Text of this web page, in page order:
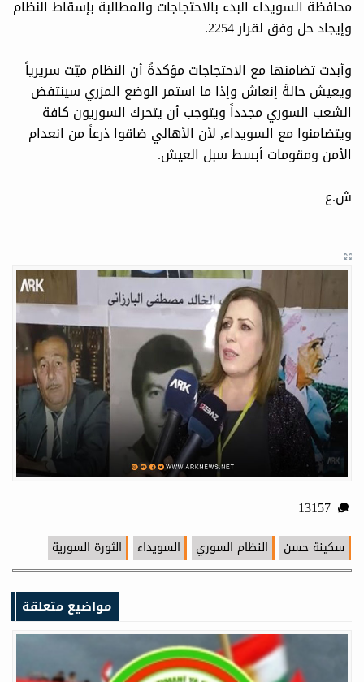
محافظة السويداء البدء بالاحتجاجات والمطالبة بإسقاط النظام
وإيجاد حل وفق لقرار 2254.
وأبدت تضامنها مع الاحتجاجات مؤكدةً أن النظام ميّت سريرياً
ويعيش حالةَ إنعاش وإذا ما استمر الوضع المزري سينتفض
الشعب السوري مجدداً ويتوجب أن يتحرك السوريون كافة
ويتضامنوا مع السويداء, لأن الأهالي ضاقوا ذرعاً من انعدام
الأمن ومقومات أبسط سبل العيش.
ش.ع
سكينة حسن النظام السوري السويداء الثورة السورية
مواضيع متعلقة